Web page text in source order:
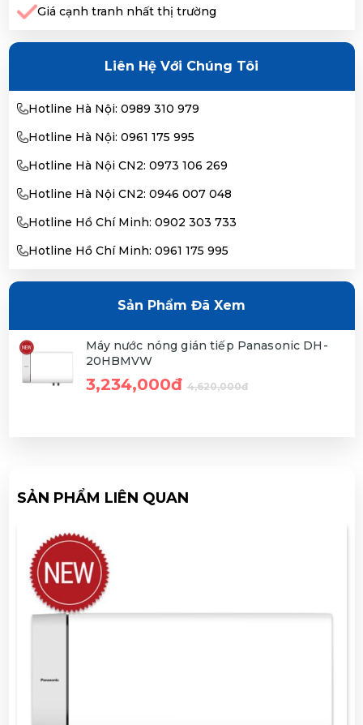
Giá cạnh tranh nhất thị trường
Liên Hệ Với Chúng Tôi
Hotline Hà Nội: 0989 310 979
Hotline Hà Nội: 0961 175 995
Hotline Hà Nội CN2: 0973 106 269
Hotline Hà Nội CN2: 0946 007 048
Hotline Hồ Chí Minh: 0902 303 733
Hotline Hồ Chí Minh: 0961 175 995
Sản Phẩm Đã Xem
Máy nước nóng gián tiếp Panasonic DH-
20HBMVW
3,234,000đ 4,620,000đ
SẢN PHẨM LIÊN QUAN